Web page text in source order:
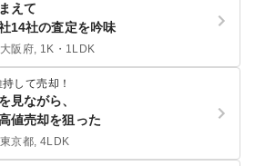
えて
14社の査定を吟味
阪府, 1K・1LDK
して売却！
見ながら、
値売却を狙った
京都, 4LDK